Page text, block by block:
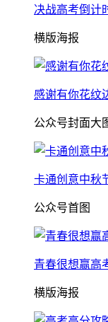
决战高考倒计
横版海报
感谢有你花纹
公众号封面大
卡通创意中秋
公众号首图
青春很想赢高
横版海报